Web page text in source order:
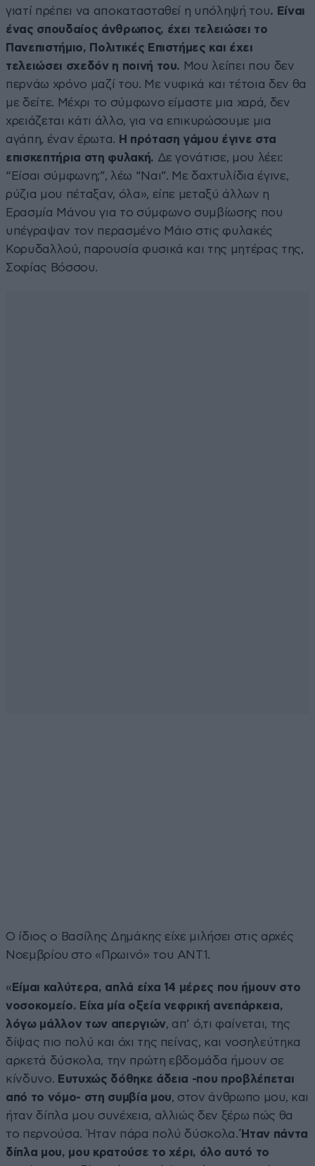
γιατί πρέπει να αποκατασταθεί η υπόληψή του. Είναι
ένας σπουδαίος άνθρωπος, έχει τελειώσει το
Πανεπιστήμιο, Πολιτικές Επιστήμες και έχει
τελειώσει σχεδόν η ποινή του. Μου λείπει που δεν
περνάω χρόνο μαζί του. Με νυφικά και τέτοια δεν θα
με δείτε. Μέχρι το σύμφωνο είμαστε μια χαρά, δεν
χρειάζεται κάτι άλλο, για να επικυρώσουμε μια
αγάπη, έναν έρωτα. Η πρόταση γάμου έγινε στα
επισκεπτήρια στη φυλακή. Δε γονάτισε, μου λέει:
“Είσαι σύμφωνη;”, λέω “Ναι”. Με δαχτυλίδια έγινε,
ρύζια μου πέταξαν, όλα», είπε μεταξύ άλλων η
Ερασμία Μάνου για το σύμφωνο συμβίωσης που
υπέγραψαν τον περασμένο Μάιο στις φυλακές
Κορυδαλλού, παρουσία φυσικά και της μητέρας της,
Σοφίας Βόσσου.
Ο ίδιος ο Βασίλης Δημάκης είχε μιλήσει στις αρχές
Νοεμβρίου στο «Πρωινό» του ΑΝΤ1.
« Είμαι καλύτερα, απλά είχα 14 μέρες που ήμουν στο
νοσοκομείο. Είχα μία οξεία νεφρική ανεπάρκεια,
λόγω μάλλον των απεργιών, απ’ ό,τι φαίνεται, της
δίψας πιο πολύ και όχι της πείνας, και νοσηλεύτηκα
αρκετά δύσκολα, την πρώτη εβδομάδα ήμουν σε
κίνδυνο. Ευτυχώς δόθηκε άδεια -που προβλέπεται
από το νόμο- στη συμβία μου, στον άνθρωπο μου, και
ήταν δίπλα μου συνέχεια, αλλιώς δεν ξέρω πώς θα
το περνούσα. Ήταν πάρα πολύ δύσκολα.Ήταν πάντα
δίπλα μου, μου κρατούσε το χέρι, όλο αυτό το